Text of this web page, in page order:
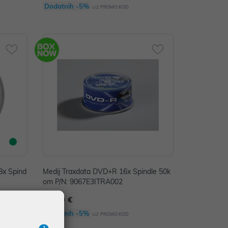
Dodatnih -5% uz PROMO KOD
Spind
Medij Traxdata DVD+R 16x Spindle 50k
om P/N: 9067E3ITRA002
16,00 €
Dodatnih -5% uz PROMO KOD